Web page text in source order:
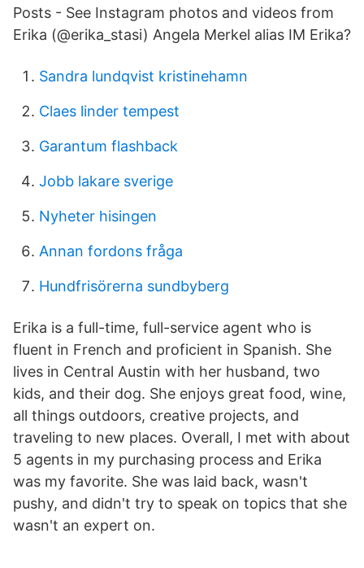
Posts - See Instagram photos and videos from
Erika (@erika_stasi) Angela Merkel alias IM Erika?
Sandra lundqvist kristinehamn
Claes linder tempest
Garantum flashback
Jobb lakare sverige
Nyheter hisingen
Annan fordons fråga
Hundfrisörerna sundbyberg
Erika is a full-time, full-service agent who is
fluent in French and proficient in Spanish. She
lives in Central Austin with her husband, two
kids, and their dog. She enjoys great food, wine,
all things outdoors, creative projects, and
traveling to new places. Overall, I met with about
5 agents in my purchasing process and Erika
was my favorite. She was laid back, wasn't
pushy, and didn't try to speak on topics that she
wasn't an expert on.